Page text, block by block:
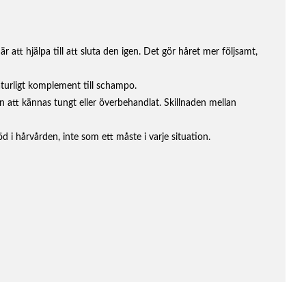
att hjälpa till att sluta den igen. Det gör håret mer följsamt,
komplement till schampo.
kännas tungt eller överbehandlat. Skillnaden mellan
i hårvården, inte som ett måste i varje situation.